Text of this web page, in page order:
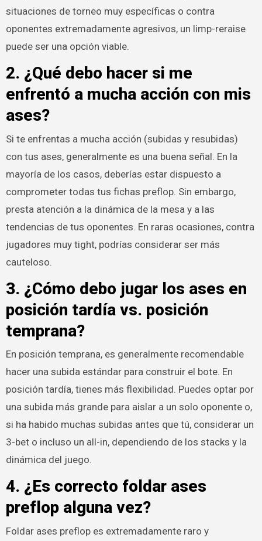
situaciones de torneo muy específicas o contra
oponentes extremadamente agresivos, un limp-reraise
puede ser una opción viable.
2. ¿Qué debo hacer si me
enfrentó a mucha acción con mis
ases?
Si te enfrentas a mucha acción (subidas y resubidas)
con tus ases, generalmente es una buena señal. En la
mayoría de los casos, deberías estar dispuesto a
comprometer todas tus fichas preflop. Sin embargo,
presta atención a la dinámica de la mesa y a las
tendencias de tus oponentes. En raras ocasiones, contra
jugadores muy tight, podrías considerar ser más
cauteloso.
3. ¿Cómo debo jugar los ases en
posición tardía vs. posición
temprana?
En posición temprana, es generalmente recomendable
hacer una subida estándar para construir el bote. En
posición tardía, tienes más flexibilidad. Puedes optar por
una subida más grande para aislar a un solo oponente o,
si ha habido muchas subidas antes que tú, considerar un
3-bet o incluso un all-in, dependiendo de los stacks y la
dinámica del juego.
4. ¿Es correcto foldar ases
preflop alguna vez?
Foldar ases preflop es extremadamente raro y